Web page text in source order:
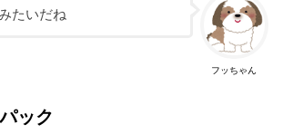
フッちゃん
たいだね
ック